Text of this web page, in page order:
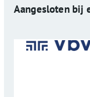
Aangesloten bij